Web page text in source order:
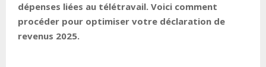
dépenses liées au télétravail. Voici comment
procéder pour optimiser votre déclaration de
revenus 2025.